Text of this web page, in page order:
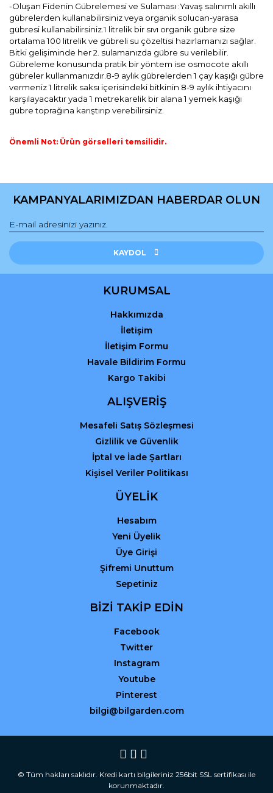
-Oluşan Fidenin Gübrelemesi ve Sulaması :Yavaş salınımlı akıllı
gübrelerden kullanabilirsiniz veya organik solucan-yarasa
gübresi kullanabilirsiniz.1 litrelik bir sıvı organik gübre size
ortalama 100 litrelik ve gübreli su çözeltisi hazırlamanızı sağlar.
Bitki gelişiminde her 2. sulamanızda gübre su verilebilir.
Gübreleme konusunda pratik bir yöntem ise osmocote akıllı
gübreler kullanmanızdır.8-9 aylık gübrelerden 1 çay kaşığı gübre
vermeniz 1 litrelik saksı içerisindeki bitkinin 8-9 aylık ihtiyacını
karşılayacaktır yada 1 metrekarelik bir alana 1 yemek kaşığı
gübre toprağına karıştırıp verebilirsiniz.
Önemli Not: Ürün görselleri temsilidir.
konularda yetersiz gördüğünüz noktaları öneri formunu
Görüş ve önerileriniz için teşekkür ederiz.
Ürün resmi kalitesiz, bozuk veya görüntülenemiyor.
Ürün açıklamasında eksik bilgiler bulunuyor.
Ürün fiyatı diğer sitelerden daha pahalı.
Gönder
KAMPANYALARIMIZDAN HABERDAR OLUN
KAYDOL
KURUMSAL
Hakkımızda
İletişim
İletişim Formu
Havale Bildirim Formu
Kargo Takibi
ALIŞVERİŞ
Mesafeli Satış Sözleşmesi
Gizlilik ve Güvenlik
İptal ve İade Şartları
Kişisel Veriler Politikası
ÜYELİK
Hesabım
Yeni Üyelik
Üye Girişi
Şifremi Unuttum
Sepetiniz
BİZİ TAKİP EDİN
Facebook
Twitter
Instagram
Youtube
Pinterest
bilgi@bilgarden.com
© Tüm hakları saklıdır. Kredi kartı bilgileriniz 256bit SSL sertifikası ile
korunmaktadır.